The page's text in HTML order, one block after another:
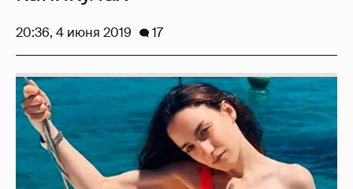
20:36, 4 июня 2019 17